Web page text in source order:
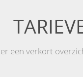
een verkort